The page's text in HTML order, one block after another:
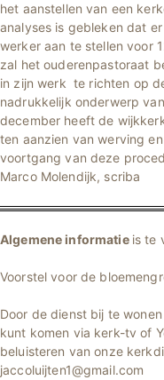
het aanstellen van een
analyses is gebleken dat
werker aan te stellen voor
zal het ouderenpastoraat
in zijn werk te richten op
nadrukkelijk onderwerp
december heeft de
ten aanzien van werving
voortgang van deze
Marco Molendijk, scriba
Algemene informatie is te
Voorstel voor de
Door de dienst bij te
kunt komen via kerk-tv of
beluisteren van onze
jaccoluijten1@gmail.com